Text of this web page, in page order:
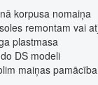
korpusa nomaiņa
remontam vai
plastmasa
DS modeli
maiņas pamācība